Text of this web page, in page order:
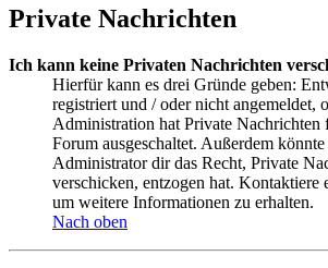
Private Nachrichten
Ich kann keine Privaten Nachrichten
Hierfür kann es drei Gründe geben:
registriert und / oder nicht angemeldet,
Administration hat Private Nachrichten
Forum ausgeschaltet. Außerdem könnte
Administrator dir das Recht, Private
verschicken, entzogen hat. Kontaktiere
um weitere Informationen zu erhalten.
Nach oben